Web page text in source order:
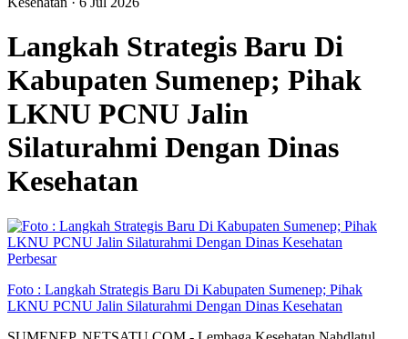
Langkah Strategis Baru Di
Kabupaten Sumenep; Pihak
LKNU PCNU Jalin
Silaturahmi Dengan Dinas
Kesehatan
Perbesar
Foto : Langkah Strategis Baru Di Kabupaten Sumenep; Pihak
LKNU PCNU Jalin Silaturahmi Dengan Dinas Kesehatan